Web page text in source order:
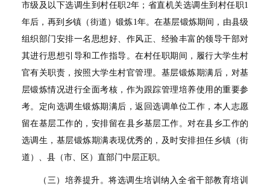
市级及以下选调生到村任职2年；省直机关选调生到村任职1
年后，再到乡镇（街道）锻炼1年。在基层锻炼期间，由县级
组织部门安排一名思想好、作风正、经验丰富的领导干部对
其进行思想引导和工作指导。在村任职期间，履行大学生村
官有关职责，按照大学生村官管理。基层锻炼期满后，对基
层锻炼情况进行全面考核，作为跟踪管理培养使用的重要参
考。定向选调生锻炼期满后，返回选调单位工作，本人志愿
留在基层工作的，安排留在县乡基层工作。对在县乡工作的
选调生，基层锻炼期满表现优秀的，及时安排担任乡镇（街
道）、县（市、区）直部门中层正职。
（三）培养提升。将选调生培训纳入全省干部教育培训